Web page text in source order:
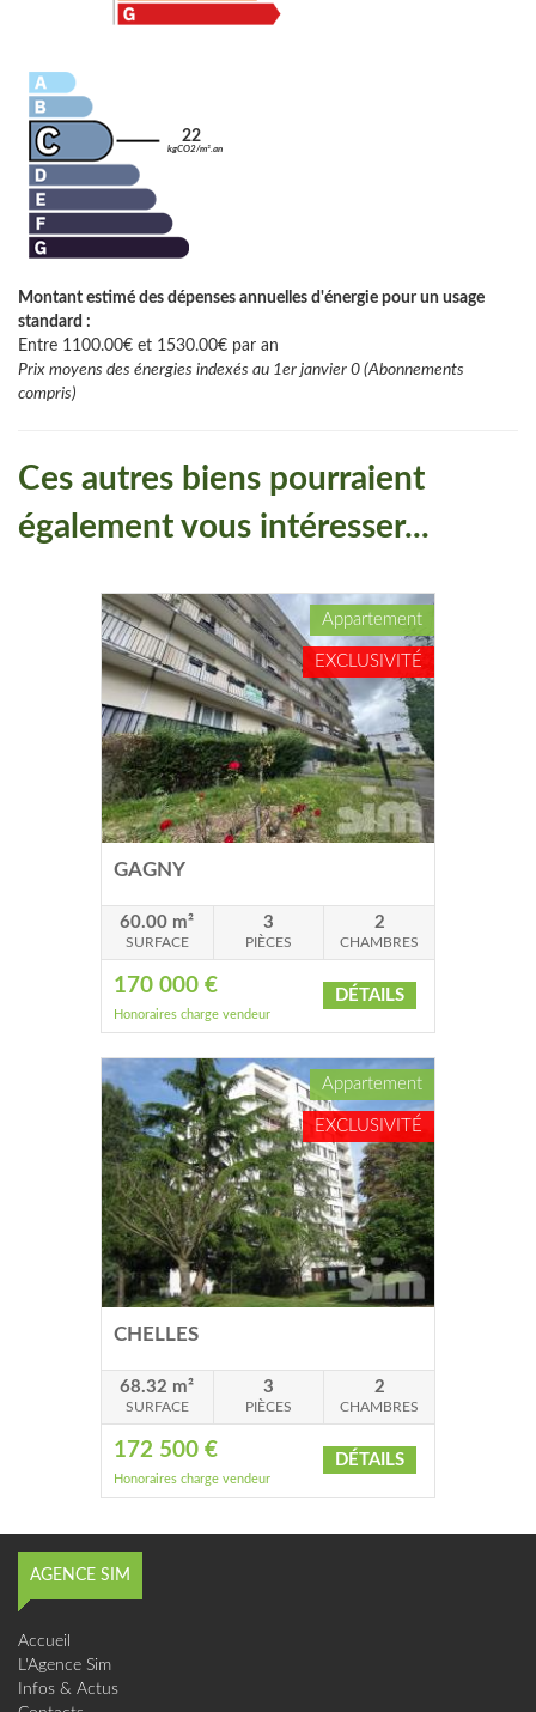
22
kgCO2/m².an
Montant estimé des dépenses annuelles d'énergie pour un usage
standard :
Entre 1100.00€ et 1530.00€ par an
Prix moyens des énergies indexés au 1er janvier 0 (Abonnements
compris)
Ces autres biens pourraient
également vous intéresser...
Appartement
EXCLUSIVITÉ
GAGNY
60.00 m²
SURFACE
3
PIÈCES
2
CHAMBRES
170 000 €
Honoraires charge vendeur
DÉTAILS
Appartement
EXCLUSIVITÉ
CHELLES
68.32 m²
SURFACE
3
PIÈCES
2
CHAMBRES
172 500 €
Honoraires charge vendeur
DÉTAILS
AGENCE SIM
Accueil
L'Agence Sim
Infos & Actus